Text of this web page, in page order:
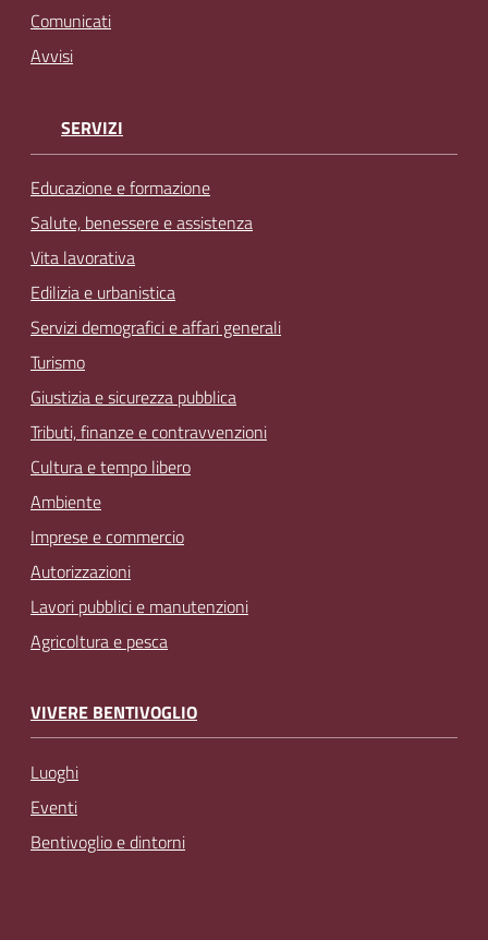
Comunicati
Avvisi
SERVIZI
Educazione e formazione
Salute, benessere e assistenza
Vita lavorativa
Edilizia e urbanistica
Servizi demografici e affari generali
Turismo
Giustizia e sicurezza pubblica
Tributi, finanze e contravvenzioni
Cultura e tempo libero
Ambiente
Imprese e commercio
Autorizzazioni
Lavori pubblici e manutenzioni
Agricoltura e pesca
VIVERE BENTIVOGLIO
Luoghi
Eventi
Bentivoglio e dintorni